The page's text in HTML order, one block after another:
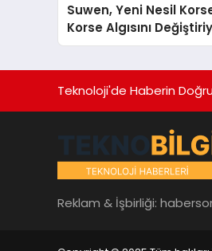
Suwen, Yeni Nesil
Korse Algısını
Teknoloji'de Haberin
Reklam & İşbirliği: